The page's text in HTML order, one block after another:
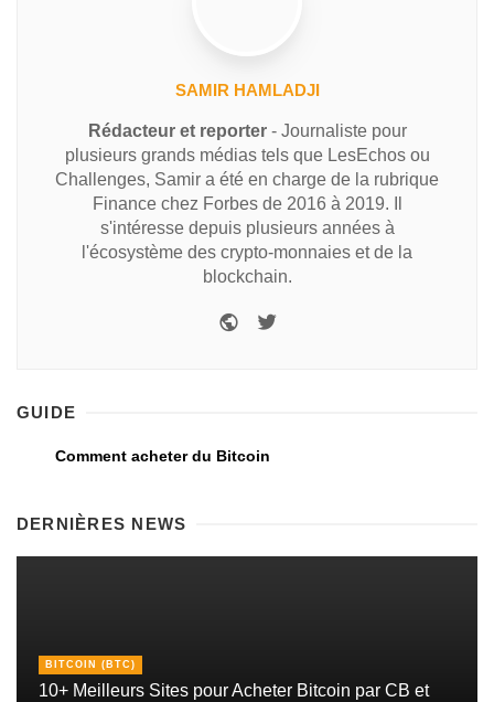
SAMIR HAMLADJI
Rédacteur et reporter- Journaliste pour
plusieurs grands médias tels que LesEchos ou
Challenges, Samir a été en charge de la rubrique
Finance chez Forbes de 2016 à 2019. Il
s'intéresse depuis plusieurs années à
l'écosystème des crypto-monnaies et de la
blockchain.
GUIDE
Comment acheter du Bitcoin
DERNIÈRES NEWS
BITCOIN (BTC)
10+ Meilleurs Sites pour Acheter Bitcoin par CB et